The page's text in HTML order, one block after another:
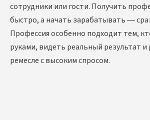
сотрудники или гости. Получить
быстро, а начать зарабатывать —
Профессия особенно подходит тем,
руками, видеть реальный результат и
ремесле с высоким спросом.